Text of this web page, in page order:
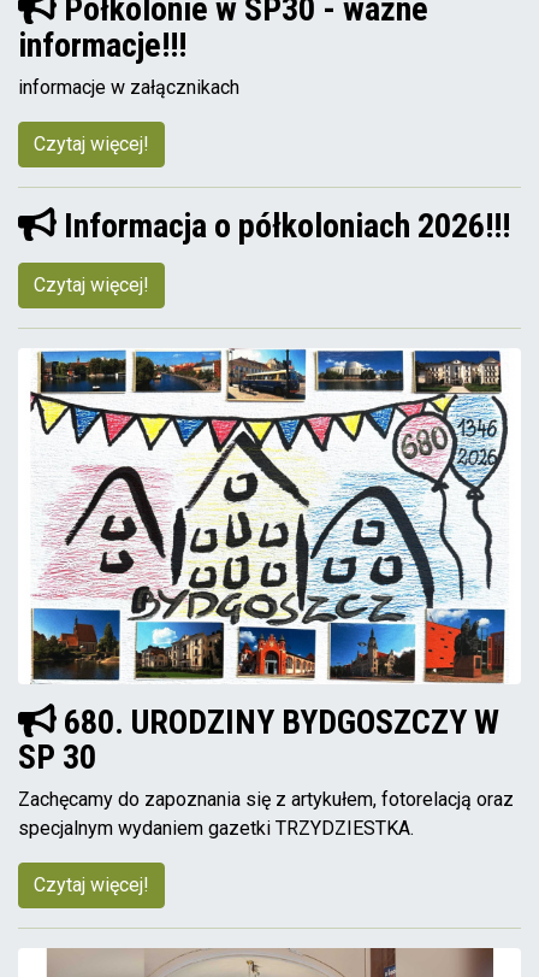
Półkolonie w SP30 - ważne
informacje!!!
informacje w załącznikach
Czytaj więcej!
Informacja o półkoloniach 2026!!!
Czytaj więcej!
680. URODZINY BYDGOSZCZY W
SP 30
Zachęcamy do zapoznania się z artykułem, fotorelacją oraz
specjalnym wydaniem gazetki TRZYDZIESTKA.
Czytaj więcej!